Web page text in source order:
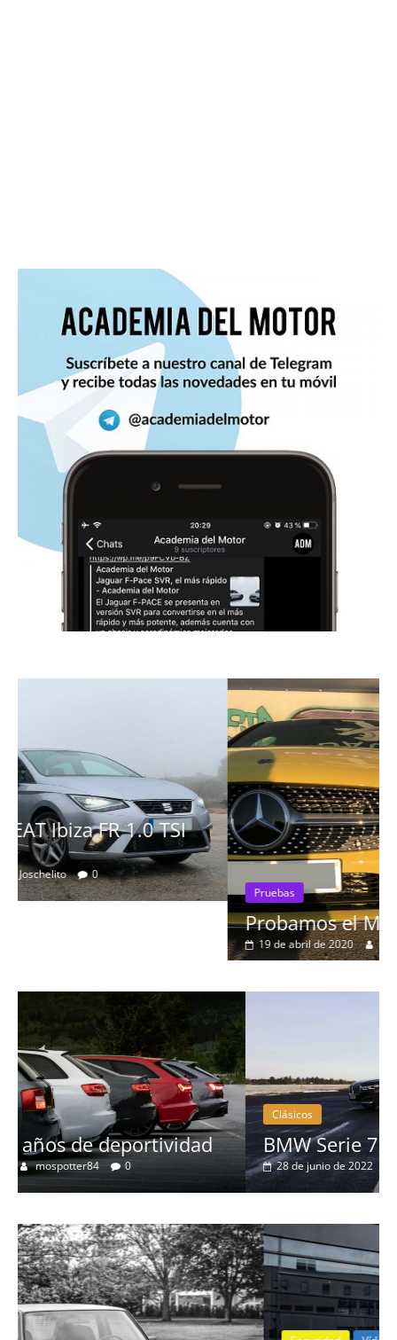
Pruebas
Probamos el Mercedes-Benz A200d
Joschelito 0
Clásicos
BMW Serie 7: lujo desde 1977
28 de junio de 2022 mospotter84 0